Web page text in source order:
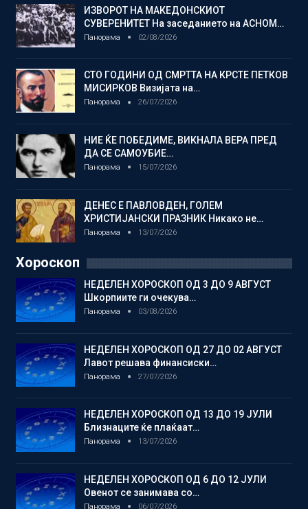
ИЗВОРОТ НА МАКЕДОНСКИОТ
СУВЕРЕНИТЕТ На заседанието на АСНОМ…
Панорама 02/08/2026
СТО ГОДИНИ ОД СМРТТА НА КРСТЕ ПЕТКОВ
МИСИРКОВ Визијата на…
Панорама 26/07/2026
НИЕ ЌЕ ПОБЕДИМЕ, ВИКНАЛА ВЕРА ПРЕД
ДА СЕ САМОУБИЕ…
Панорама 15/07/2026
ДЕНЕС Е ПАВЛОВДЕН, ГОЛЕМ
ХРИСТИЈАНСКИ ПРАЗНИК Никако не…
Панорама 13/07/2026
Хороскоп
НЕДЕЛЕН ХОРОСКОП ОД 3 ДО 9 АВГУСТ
Шкорпиите ги очекува…
Панорама 03/08/2026
НЕДЕЛЕН ХОРОСКОП ОД 27 ДО 02 АВГУСТ
Лавот решава финансиски…
Панорама 27/07/2026
НЕДЕЛЕН ХОРОСКОП ОД 13 ДО 19 ЈУЛИ
Близнаците ќе плаќаат…
Панорама 13/07/2026
НЕДЕЛЕН ХОРОСКОП ОД 6 ДО 12 ЈУЛИ
Овенот се занимава со…
Панорама 06/07/2026